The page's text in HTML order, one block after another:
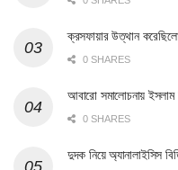
ক্রসফায়ার উত্থান
0 SHARES
আবারো সমালোচনায় ইসলাম
0 SHARES
দুদক নিয়ে অ্যানালাইসিস